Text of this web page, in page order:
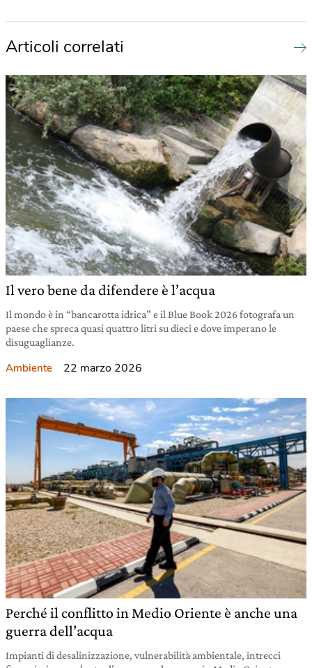
Articoli correlati
Il vero bene da difendere è l’acqua
Il mondo è in “bancarotta idrica” e il Blue Book 2026 fotografa un
paese che spreca quasi quattro litri su dieci e dove imperano le
disuguaglianze.
Ambiente 22 marzo 2026
Perché il conflitto in Medio Oriente è anche una
guerra dell’acqua
Impianti di desalinizzazione, vulnerabilità ambientale, intrecci